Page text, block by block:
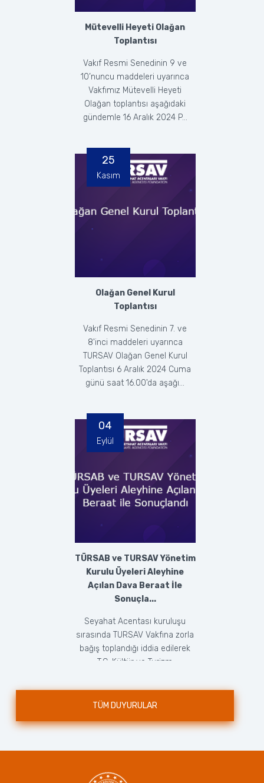
Mütevelli Heyeti Olağan
Toplantısı
Vakıf Resmi Senedinin 9 ve
10’nuncu maddeleri uyarınca
Vakfımız Mütevelli Heyeti
Olağan toplantısı aşağıdaki
gündemle 16 Aralık 2024 P...
Olağan Genel Kurul
Toplantısı
Vakıf Resmi Senedinin 7. ve
8'inci maddeleri uyarınca
TURSAV Olağan Genel Kurul
Toplantısı 6 Aralık 2024 Cuma
günü saat 16.00'da aşağı...
25
Kasım
TÜRSAB ve TURSAV Yönetim
Kurulu Üyeleri Aleyhine
Açılan Dava Beraat İle
Sonuçla...
Seyahat Acentası kuruluşu
sırasında TURSAV Vakfına zorla
bağış toplandığı iddia edilerek
T.C. Kültür ve Turizm
04
Eylül
TÜM DUYURULAR